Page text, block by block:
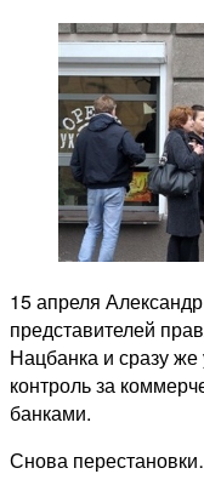
15 апреля
представителей
Нацбанка и сразу
контроль за
банками.
Снова